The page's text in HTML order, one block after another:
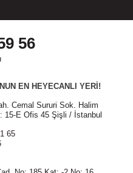
56
EN HEYECANLI YERİ!
Cemal Sururi Sok. Halim
15-E Ofis 45 Şişli / İstanbul
65